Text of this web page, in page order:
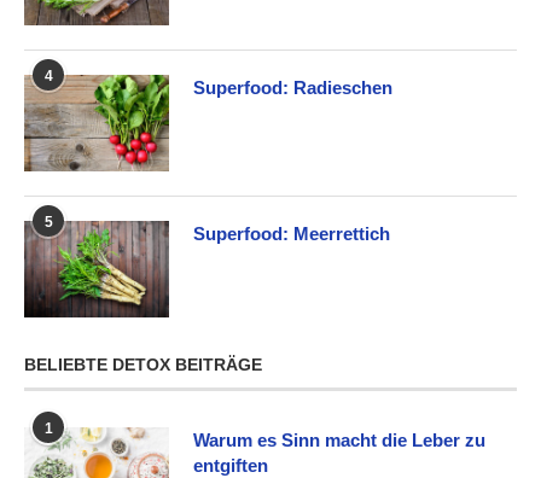
4
Superfood: Radieschen
5
Superfood: Meerrettich
BELIEBTE DETOX BEITRÄGE
1
Warum es Sinn macht die Leber zu
entgiften